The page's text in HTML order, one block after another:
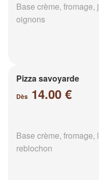
Base crème,
oignons
Pizza savoyarde
Dès 14.00 €
Base crème, fromage,
reblochon